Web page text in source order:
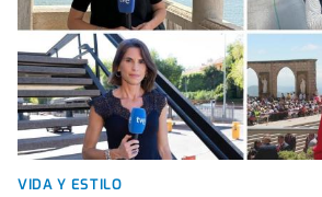
VIDA Y ESTILO